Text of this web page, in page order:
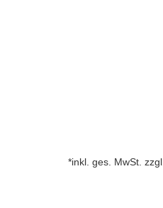
*inkl. ges. MwSt. zzgl.